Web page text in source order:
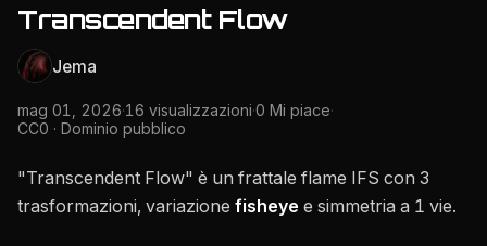
Transcendent Flow
Jema
mag 01, 2026·16 visualizzazioni·0 Mi piace·
CC0 · Dominio pubblico
"Transcendent Flow" è un frattale flame IFS con 3
trasformazioni, variazione fisheye e simmetria a 1 vie.